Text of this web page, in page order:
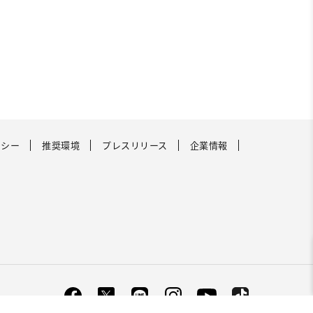
ー 推奨環境 プレスリリース 企業情報